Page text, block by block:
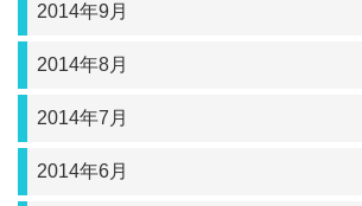
2014年9月
2014年8月
2014年7月
2014年6月